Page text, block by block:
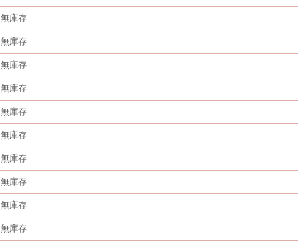
無庫存
無庫存
無庫存
無庫存
無庫存
無庫存
無庫存
無庫存
無庫存
無庫存